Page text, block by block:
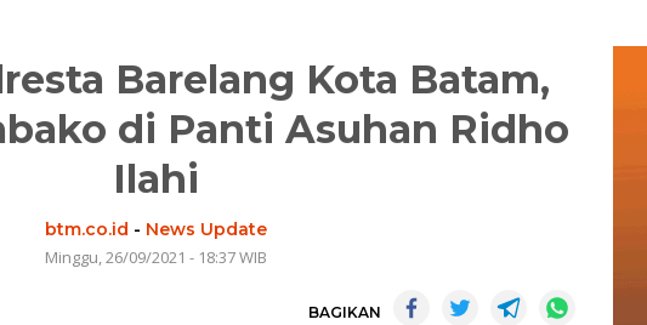
Barelang Kota Batam,
di Panti Asuhan Ridho
Ilahi
btm.co.id - News Update
Minggu, 26/09/2021 - 18:37 WIB
BAGIKAN